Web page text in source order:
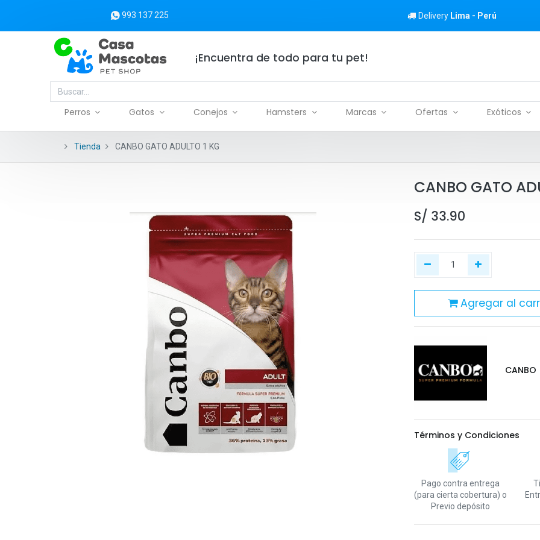
993 137 225 Delivery Lima - Perú
¡Encuentra de todo para tu pet!
Perros Gatos Conejos Hamsters Marcas Ofertas Exóticos
Tienda CANBO GATO ADULTO 1 KG
CANBO GATO
S/ 33.90
Agregar al
CANBO
Términos y Condiciones
Pago contra entrega
(para cierta cobertura) o
Previo depósito